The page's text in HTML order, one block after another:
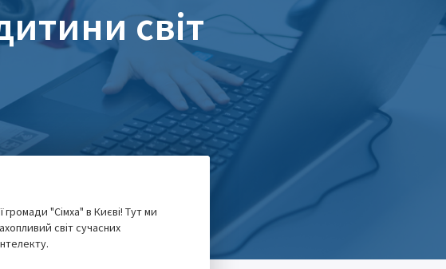
світ
"Сімха" в Києві! Тут ми
світ сучасних